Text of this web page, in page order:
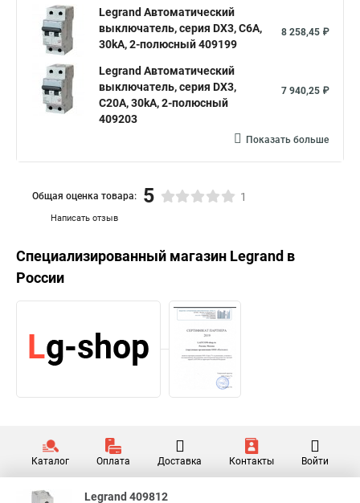
Legrand Автоматический
выключатель, серия DX3, С6A,
30kA, 2-полюсный 409199
8 258,45 ₽
Legrand Автоматический
выключатель, серия DX3,
С20A, 30kA, 2-полюсный
409203
7 940,25 ₽
Показать больше
Написать отзыв
Общая оценка товара: 5 1
Специализированный магазин Legrand в
России
Каталог Оплата Доставка Контакты Войти
Legrand 409812